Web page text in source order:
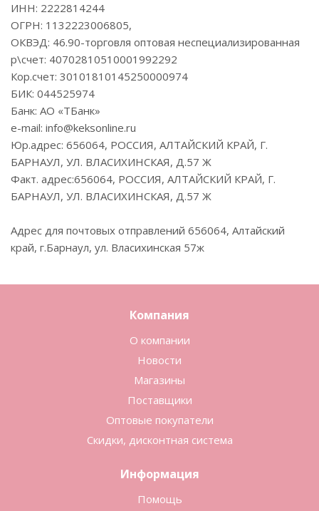
ИНН: 2222814244
ОГРН: 1132223006805,
ОКВЭД: 46.90-торговля оптовая неспециализированная
р\счет: 40702810510001992292
Кор.счет: 30101810145250000974
БИК: 044525974
Банк: АО «ТБанк»
e-mail: info@keksonline.ru
Юр.адрес: 656064, РОССИЯ, АЛТАЙСКИЙ КРАЙ, Г.
БАРНАУЛ, УЛ. ВЛАСИХИНСКАЯ, Д.57 Ж
Факт. адрес:656064, РОССИЯ, АЛТАЙСКИЙ КРАЙ, Г.
БАРНАУЛ, УЛ. ВЛАСИХИНСКАЯ, Д.57 Ж
Адрес для почтовых отправлений 656064, Алтайский
край, г.Барнаул, ул. Власихинская 57ж
Компания
О компании
Новости
Магазины
Поставщики
Оптовые покупатели
Скидки, дисконтная система
Информация
Помощь